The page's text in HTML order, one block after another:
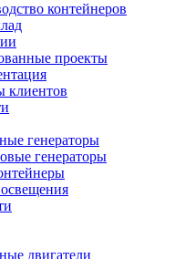
контейнеров
проекты
клиентов
генераторы
генераторы
двигатели